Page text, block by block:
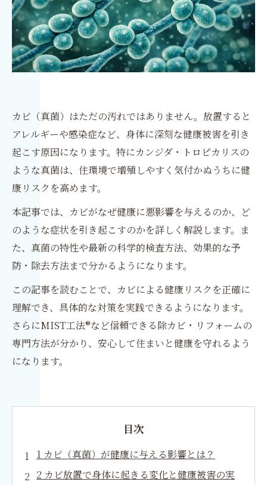
カビ（真菌）はただの汚れではありません。放置すると
アレルギーや感染症など、身体に深刻な健康被害を引き
起こす原因になります。特にカンジダ・トロピカリスの
ような真菌は、住環境で増殖しやすく気付かぬうちに健
康リスクを高めます。
本記事では、カビがなぜ健康に悪影響を与えるのか、ど
のような症状を引き起こすのかを詳しく解説します。ま
た、真菌の特性や最新の科学的検査方法、効果的な予
防・除去方法まで分かるようになります。
この記事を読むことで、カビによる健康リスクを正確に
理解でき、具体的な対策を実践できるようになります。
さらにMIST工法®など信頼できる除カビ・リフォームの
専門方法が分かり、安心して住まいと健康を守れるよう
になります。
目次
1 カビ（真菌）が健康に与える影響とは？
2 カビ放置で身体に起きる変化と健康被害の実